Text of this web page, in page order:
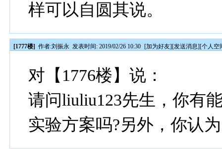
样可以自圆其说。
[1777楼] 作者:刘振永 发表时间: 2019/02/26 10:30 [加为好友][发送消息][个人空
对【1776楼】说：
请问liuliu123先生，你有
实验方案吗?另外，你认